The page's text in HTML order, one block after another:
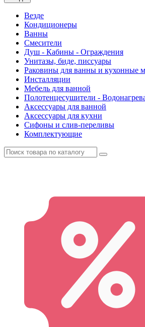
Везде
Кондиционеры
Ванны
Смесители
Душ - Кабины - Ограждения
Унитазы, биде, писсуары
Раковины для ванны и кухонные
Инсталляции
Мебель для ванной
Полотенцесушители -
Аксессуары для ванной
Аксессуары для кухни
Сифоны и слив-переливы
Комплектующие